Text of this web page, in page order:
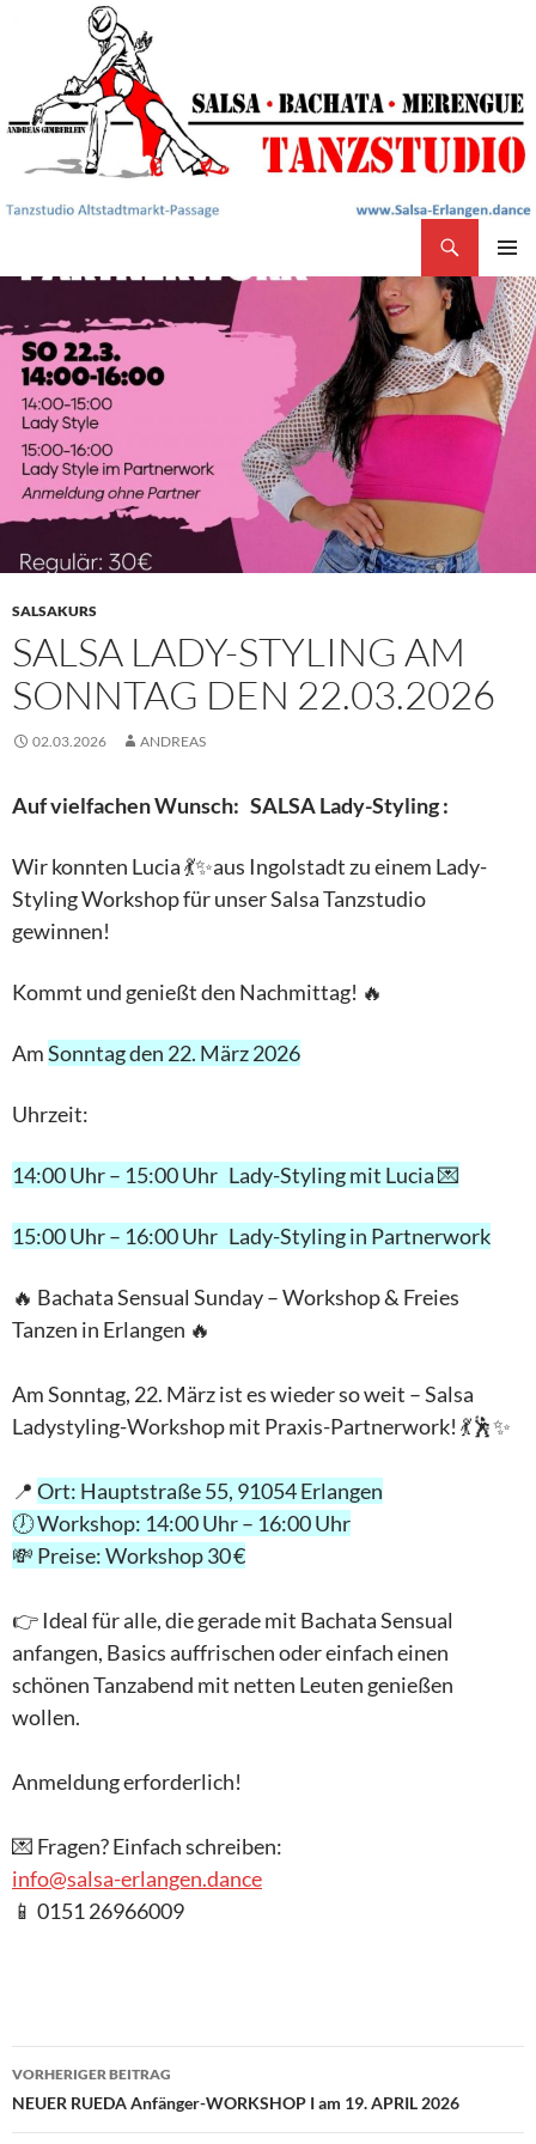
MENU
CONTENT
SALSAKURS
SALSA LADY-STYLING AM
SONNTAG DEN 22.03.2026
02.03.2026 ANDREAS
Auf vielfachen Wunsch: SALSA Lady-Styling :
Wir konnten Lucia 💃✨aus Ingolstadt zu einem Lady-
Styling Workshop für unser Salsa Tanzstudio
gewinnen!
Kommt und genießt den Nachmittag! 🔥
AmSonntag den 22. März 2026
Uhrzeit:
14:00 Uhr – 15:00 Uhr Lady-Styling mit Lucia 💌
15:00 Uhr – 16:00 Uhr Lady-Styling in Partnerwork
🔥 Bachata Sensual Sunday – Workshop & Freies
Tanzen in Erlangen 🔥
Am Sonntag, 22. März ist es wieder so weit – Salsa
Ladystyling-Workshop mit Praxis-Partnerwork! 💃🕺✨
📍 Ort: Hauptstraße 55, 91054 Erlangen
🕖 Workshop: 14:00 Uhr – 16:00 Uhr
💸 Preise: Workshop 30 €
👉 Ideal für alle, die gerade mit Bachata Sensual
anfangen, Basics auffrischen oder einfach einen
schönen Tanzabend mit netten Leuten genießen
wollen.
Anmeldung erforderlich!
💌 Fragen? Einfach schreiben:
info@salsa-erlangen.dance
📱 0151 26966009
Beitragsnavigation
VORHERIGER BEITRAG
NEUER RUEDA Anfänger-WORKSHOP I am 19. APRIL 2026